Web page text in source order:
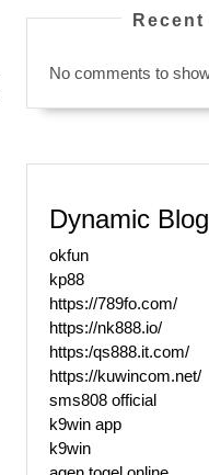
No comments to
Dynamic
okfun
kp88
https://789fo.com/
https://nk888.io/
https:/qs888.it.com/
https://kuwincom.net/
sms808 official
k9win app
k9win